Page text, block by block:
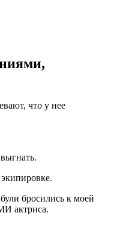
что у нее
бросились к моей
актриса.